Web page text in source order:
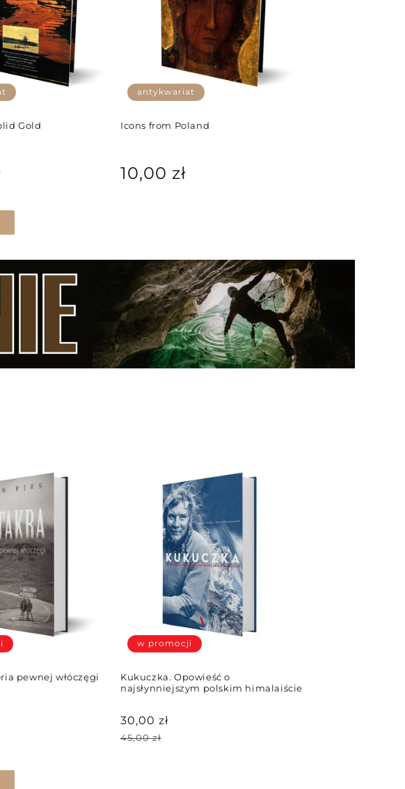
Gold
antykwariat
Icons from Poland
Cena
regularna
10,00 zł
pewnej włóczęgi
w promocji
Kukuczka. Opowieść o
najsłynniejszym polskim himalaiście
Cena
promocyjna
30,00 zł
Cena
45,00 zł